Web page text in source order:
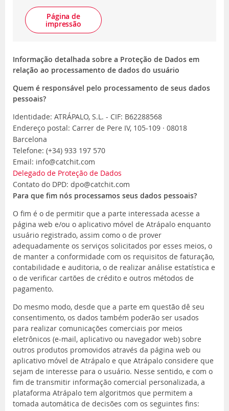
Página de
impressão
Informação detalhada sobre a Proteção de Dados em
relação ao processamento de dados do usuário
Quem é responsável pelo processamento de seus dados
pessoais?
Identidade: ATRÁPALO, S.L. - CIF: B62288568
Endereço postal: Carrer de Pere IV, 105-109 · 08018
Barcelona
Telefone: (+34) 933 197 570
Email: info@catchit.com
Delegado de Proteção de Dados
Contato do DPD: dpo@catchit.com
Para que fim nós processamos seus dados pessoais?
O fim é o de permitir que a parte interessada acesse a
página web e/ou o aplicativo móvel de Atrápalo enquanto
usuário registrado, assim como o de prover
adequadamente os serviços solicitados por esses meios, o
de manter a conformidade com os requisitos de faturação,
contabilidade e auditoria, o de realizar análise estatística e
o de verificar cartões de crédito e outros métodos de
pagamento.
Do mesmo modo, desde que a parte em questão dê seu
consentimento, os dados também poderão ser usados
para realizar comunicações comerciais por meios
eletrônicos (e-mail, aplicativo ou navegador web) sobre
outros produtos promovidos através da página web ou
aplicativo móvel de Atrápalo e que Atrápalo considere que
sejam de interesse para o usuário. Nesse sentido, e com o
fim de transmitir informação comercial personalizada, a
plataforma Atrápalo tem algoritmos que permitem a
tomada automática de decisões com os seguintes fins: